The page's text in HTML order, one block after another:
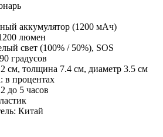
аккумулятор (1200 мАч)
люмен
свет (100% / 50%), SOS
градусов
см, толщина 7.4 см, диаметр 3.5 см
в процентах
до 5 часов
Китай